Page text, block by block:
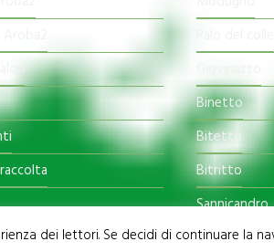
Binetto
Bitetto
Bitritto
Sannicandro
dei lettori. Se decidi di continuare la